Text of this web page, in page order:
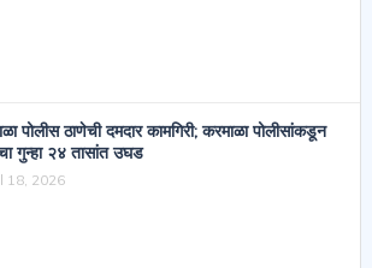
पोलीस ठाणेची दमदार कामगिरी; करमाळा पोलीसांकडून
गुन्हा २४ तासांत उघड
18, 2026